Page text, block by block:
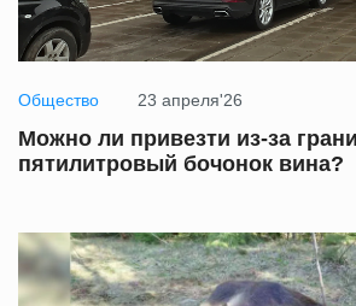
Общество 23 апреля'26
Можно ли привезти из-за
пятилитровый бочонок вина?